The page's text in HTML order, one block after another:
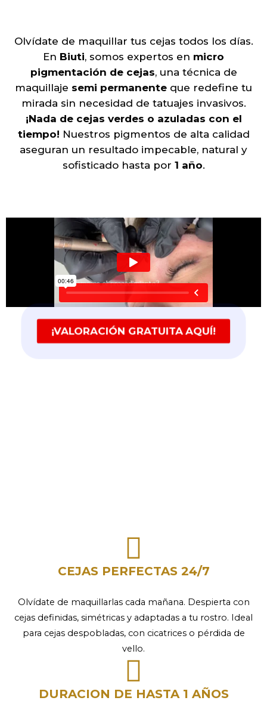
Olvídate de maquillar tus cejas todos los días.
En Biuti, somos expertos en micro
pigmentación de cejas, una técnica de
maquillaje semi permanente que redefine tu
mirada sin necesidad de tatuajes invasivos.
¡Nada de cejas verdes o azuladas con el
tiempo! Nuestros pigmentos de alta calidad
aseguran un resultado impecable, natural y
sofisticado hasta por 1 año.
¡VALORACIÓN GRATUITA AQUÍ!
CEJAS PERFECTAS 24/7
Olvídate de maquillarlas cada mañana. Despierta con
cejas definidas, simétricas y adaptadas a tu rostro. Ideal
para cejas despobladas, con cicatrices o pérdida de
vello.
DURACION DE HASTA 1 AÑOS